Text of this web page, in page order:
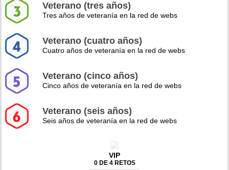
Veterano (tres años)
Tres años de veteranía en la red de webs
Veterano (cuatro años)
Cuatro años de veteranía en la red de webs
Veterano (cinco años)
Cinco años de veteranía en la red de webs
Veterano (seis años)
Seis años de veteranía en la red de webs
VIP
0 DE 4 RETOS